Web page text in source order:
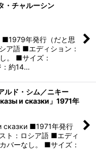
・チャルーシン
年発行（だと思
ア語 ■エディション：
。 ■サイズ：
：約14…
ルド・シム／ニキー
и сказки」1971年
■1971年発行
ト：ロシア語 ■エディ
バーなし。 ■サイズ：